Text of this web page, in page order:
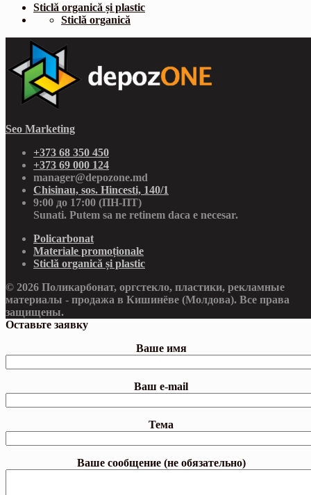
Sticlă organică și plastic
Sticlă organică
Seo Marketing
+373 68 350 450
+373 69 000 124
manager@depozone.md
Chisinau, sos. Hincesti, 140/1
9:00 до 17:00 (ПН-ПТ)
Sunati. Putem sa ne retinem daca e necesar.
Policarbonat
Materiale promoționale
Sticlă organică și plastic
© 2026 Поликарбонат, оргстекло, пластики, рекламные
материалы - продажа в Кишинёве (Молдова). Все права
защищены.
Оставьте заявку
Ваше имя
Ваш e-mail
Тема
Ваше сообщение (не обязательно)